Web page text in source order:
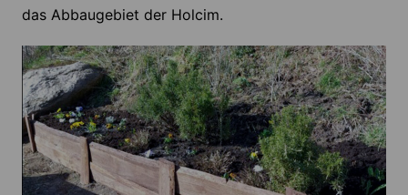
das Abbaugebiet der Holcim.